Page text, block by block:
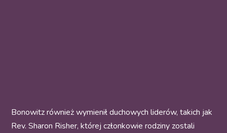
Bonowitz również wymienił duchowych liderów, takich jak
Rev. Sharon Risher, której członkowie rodziny zostali